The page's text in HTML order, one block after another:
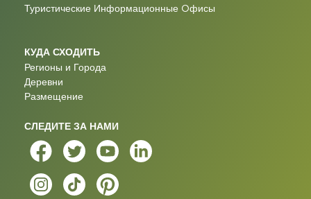
Туристические Информационные Oфисы
КУДА СХОДИТЬ
Регионы и Города
Деревни
Размещение
СЛЕДИТЕ ЗА НАМИ